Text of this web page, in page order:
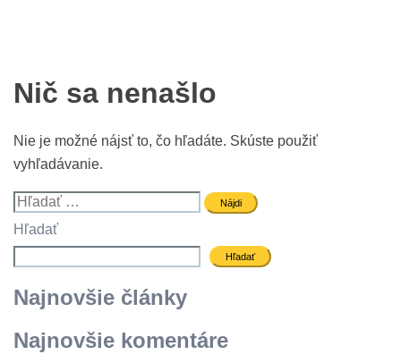
Nič sa nenašlo
Nie je možné nájsť to, čo hľadáte. Skúste použiť
vyhľadávanie.
Hľadať:
Hľadať
Hľadať
Najnovšie články
Najnovšie komentáre